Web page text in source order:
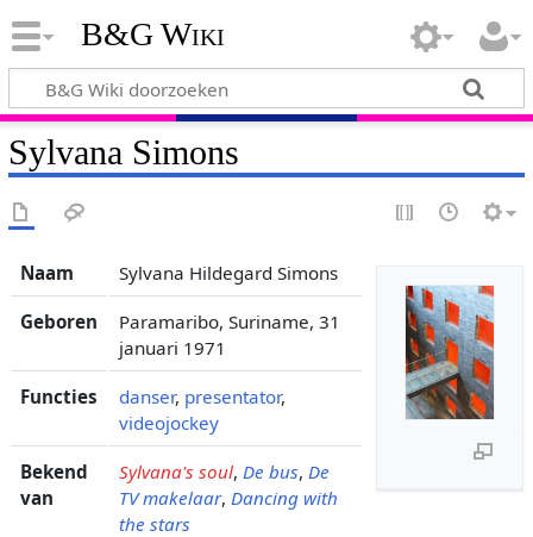
B&G Wiki
Sylvana Simons
Naam Sylvana Hildegard Simons
Geboren
Paramaribo, Suriname, 31
januari 1971
Functies danser, presentator,
videojockey
Bekend
van
Sylvana's soul, De bus, De
TV makelaar, Dancing with
the stars